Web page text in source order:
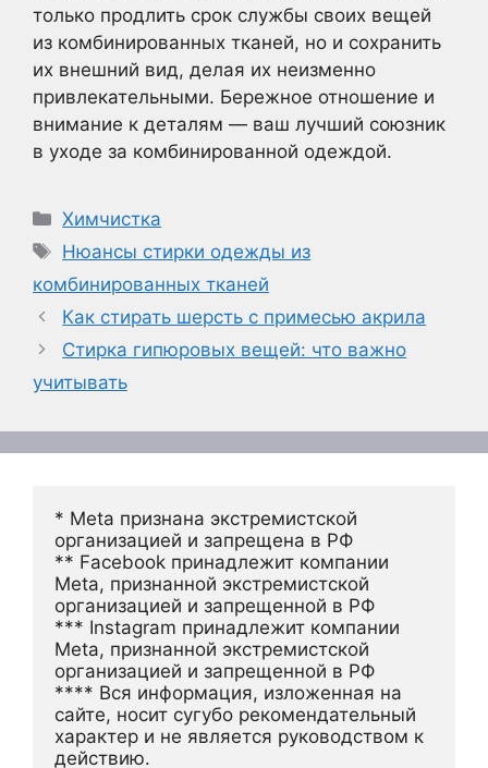
только продлить срок службы своих вещей
из комбинированных тканей, но и сохранить
их внешний вид, делая их неизменно
привлекательными. Бережное отношение и
внимание к деталям — ваш лучший союзник
в уходе за комбинированной одеждой.
Рубрики
Химчистка
Метки
Нюансы стирки одежды из
комбинированных тканей
Как стирать шерсть с примесью акрила
Стирка гипюровых вещей: что важно
учитывать
* Meta признана экстремистской
организацией и запрещена в РФ
** Facebook принадлежит компании
Meta, признанной экстремистской
организацией и запрещенной в РФ
*** Instagram принадлежит компании
Meta, признанной экстремистской
организацией и запрещенной в РФ
**** Вся информация, изложенная на
сайте, носит сугубо рекомендательный
характер и не является руководством к
действию.